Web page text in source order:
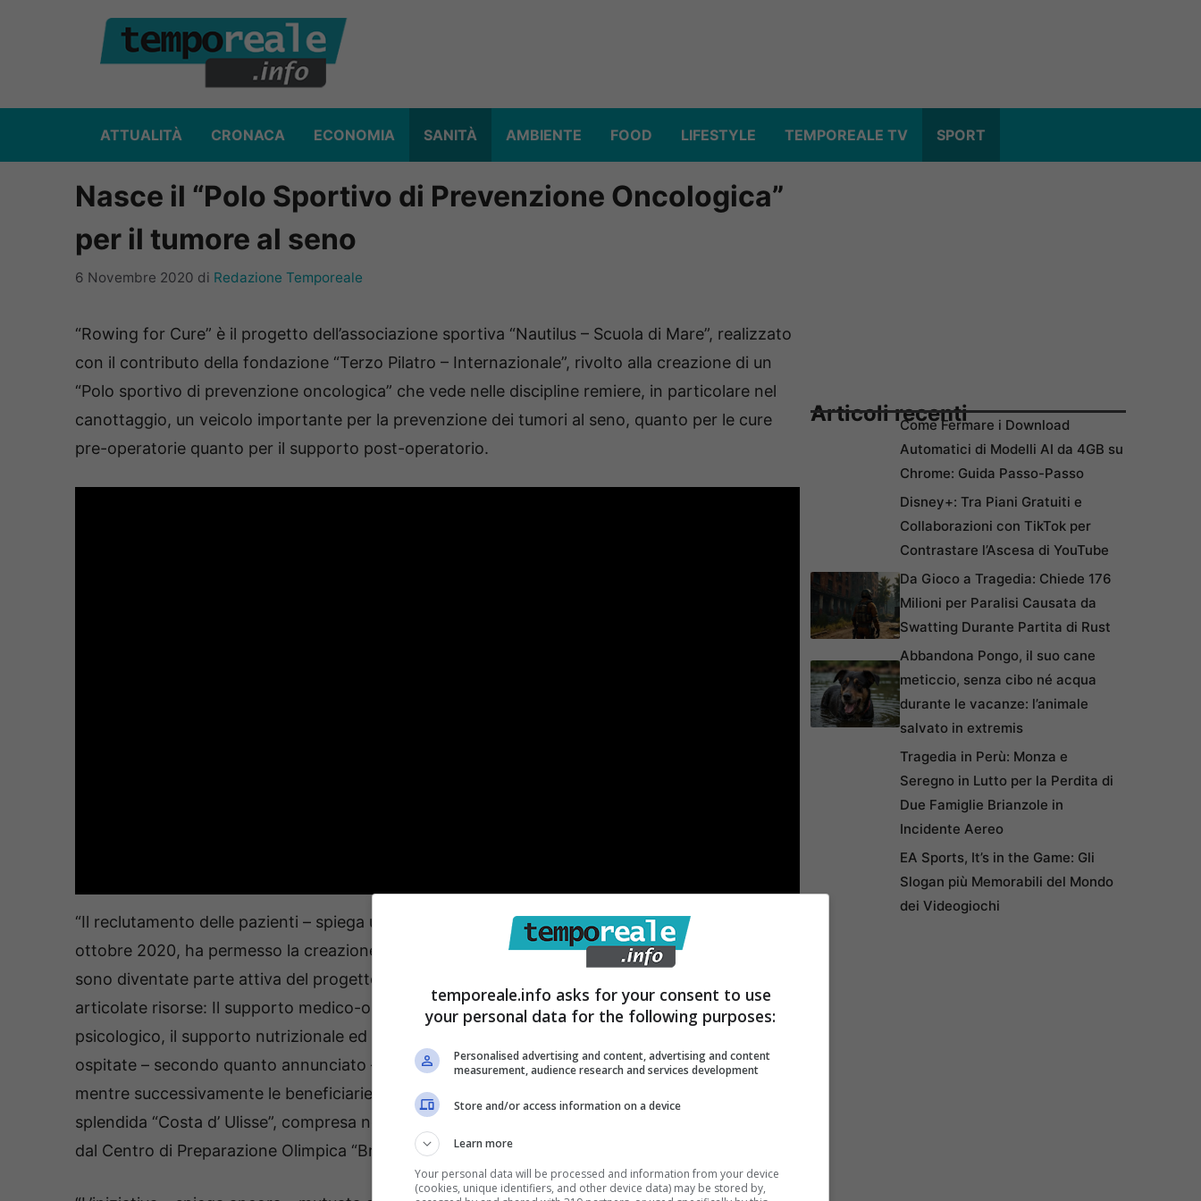
ATTUALITÀ CRONACA ECONOMIA SANITÀ AMBIENTE FOOD LIFESTYLE TEMPOREALE TV SPORT
Nasce il “Polo Sportivo di Prevenzione Oncologica”
per il tumore al seno
6 Novembre 2020 di Redazione Temporeale
“Rowing for Cure” è il progetto dell’associazione sportiva “Nautilus – Scuola di Mare”, realizzato
con il contributo della fondazione “Terzo Pilatro – Internazionale”, rivolto alla creazione di un
“Polo sportivo di prevenzione oncologica” che vede nelle discipline remiere, in particolare nel
canottaggio, un veicolo importante per la prevenzione dei tumori al seno, quanto per le cure
pre-operatorie quanto per il supporto post-operatorio.
“Il reclutamento delle pazienti – spiega una nota relativa all’iniziativa – iniziato nel mese di
ottobre 2020, ha permesso la creazione di un gruppo di dodici donne divise in 3 team da 4, che
sono diventate parte attiva del progetto. Le attività prevendono l’intersecazione di notevoli ed
articolate risorse: Il supporto medico-oncologico, il supporto tecnico-sportivo, il supporto
psicologico, il supporto nutrizionale ed il supporto logistico”. Le prime fasi operativi saranno
ospitate – secondo quanto annunciato – dal Reale Yacht Club Canottieri Savoia di Napoli,
mentre successivamente le beneficiarie dell’iniziativa parteciperanno alle attività in mare nella
splendida “Costa d’ Ulisse”, compresa nel litorale laziale che va da Scauri a Sperlonga, ospitate
dal Centro di Preparazione Olimpica “Bruno Zauli”a Formia.
Articoli recentiCome Fermare i Download
Automatici di Modelli AI da 4GB su
Chrome: Guida Passo-Passo
Disney+: Tra Piani Gratuiti e
Collaborazioni con TikTok per
Contrastare l’Ascesa di YouTube
Da Gioco a Tragedia: Chiede 176
Milioni per Paralisi Causata da
Swatting Durante Partita di Rust
Abbandona Pongo, il suo cane
meticcio, senza cibo né acqua
durante le vacanze: l’animale
salvato in extremis
Tragedia in Perù: Monza e
Seregno in Lutto per la Perdita di
Due Famiglie Brianzole in
Incidente Aereo
EA Sports, It’s in the Game: Gli
Slogan più Memorabili del Mondo
dei Videogiochi
temporeale.info asks for your consent to use
your personal data for the following purposes:
Personalised advertising and content, advertising and content
measurement, audience research and services development
Store and/or access information on a device
Learn more
Your personal data will be processed and information from your device
(cookies, unique identifiers, and other device data) may be stored by,